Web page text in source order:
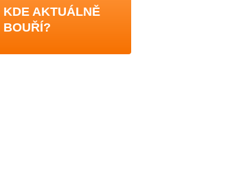
KDE AKTUÁLNĚ
BOUŘÍ?